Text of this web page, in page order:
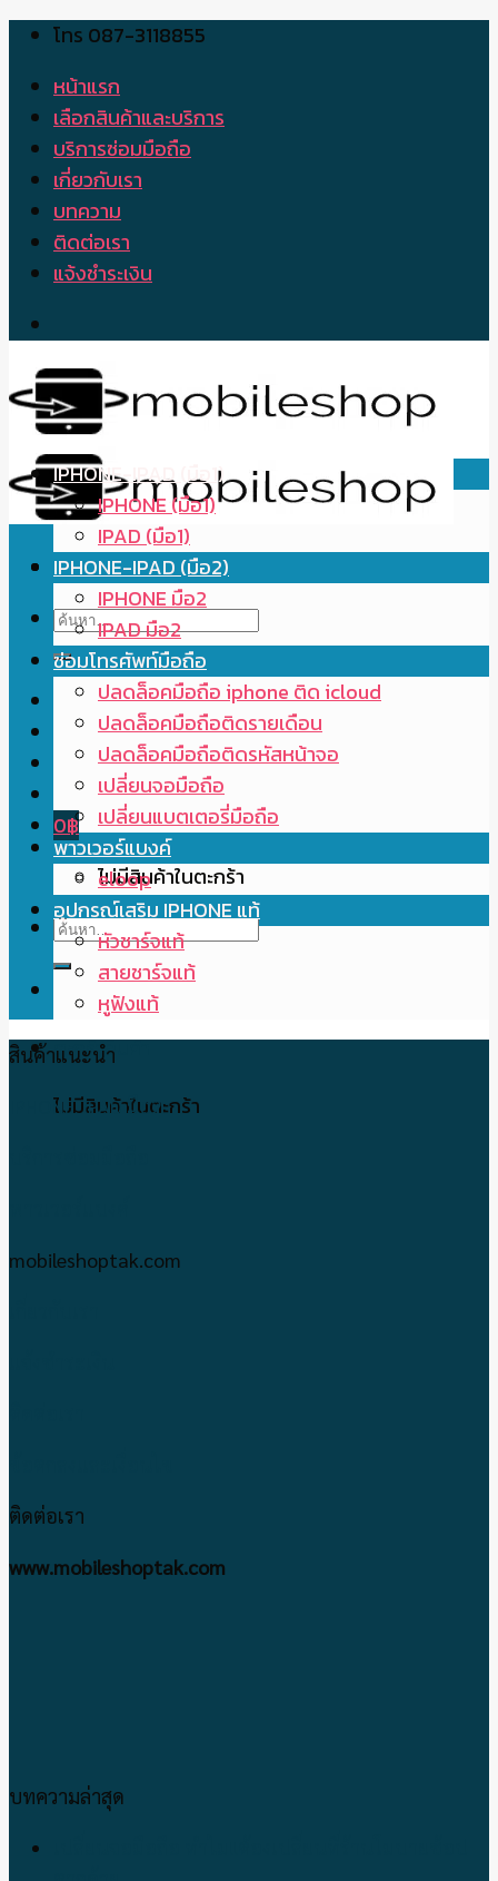
Skip
content
โทร 087-3118855
หน้าแรก
เลือกสินค้าและบริการ
บริการซ่อมมือถือ
เกี่ยวกับเรา
บทความ
ติดต่อเรา
แจ้งชำระเงิน
ค้นหา:
0฿
ไม่มีสินค้าในตะกร้า
ค้นหา:
ตะกร้าสินค้า
ไม่มีสินค้าในตะกร้า
IPHONE-IPAD (มือ1)
IPHONE (มือ1)
IPAD (มือ1)
IPHONE-IPAD (มือ2)
IPHONE มือ2
IPAD มือ2
ซ่อมโทรศัพท์มือถือ
ปลดล็อคมือถือ iphone ติด icloud
ปลดล็อคมือถือติดรายเดือน
ปลดล็อคมือถือติดรหัสหน้าจอ
เปลี่ยนจอมือถือ
เปลี่ยนแบตเตอรี่มือถือ
พาวเวอร์แบงค์
eloop
อุปกรณ์เสริม IPHONE แท้
หัวชาร์จแท้
สายชาร์จแท้
หูฟังแท้
สินค้าแนะนำ
IPHONE-IPAD มือ2
mobileshoptak.com
ติดต่อเรา
www.mobileshoptak.com
บทความล่าสุด